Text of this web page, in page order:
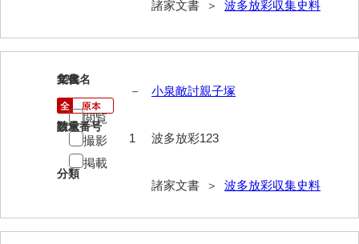
上松氏収集文書
氏本家文書
宇多田家文書
内田家文書（豊中市）
内海家文書
諸家文書 ＞ 波多放彩収集史料
123
文書名
小泉敵討親子塚
請求番号
波多放彩123
分類
諸家文書 ＞ 波多放彩収集史料
年代
－
数量
1
閲覧
撮影
掲載